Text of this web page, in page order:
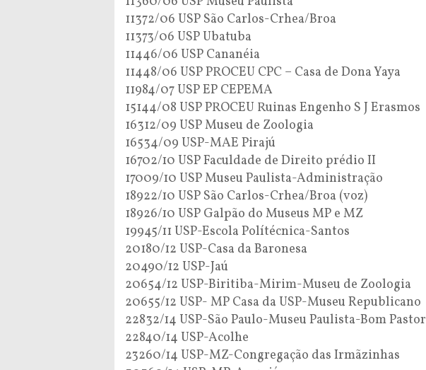
11372/06 USP São Carlos-Crhea/Broa
11373/06 USP Ubatuba
11446/06 USP Cananéia
11448/06 USP PROCEU CPC – Casa de Dona Yaya
11984/07 USP EP CEPEMA
15144/08 USP PROCEU Ruinas Engenho S J Erasmos
16312/09 USP Museu de Zoologia
16534/09 USP-MAE Pirajú
16702/10 USP Faculdade de Direito prédio II
17009/10 USP Museu Paulista-Administração
18922/10 USP São Carlos-Crhea/Broa (voz)
18926/10 USP Galpão do Museus MP e MZ
19945/11 USP-Escola Polítécnica-Santos
20180/12 USP-Casa da Baronesa
20490/12 USP-Jaú
20654/12 USP-Biritiba-Mirim-Museu de Zoologia
20655/12 USP- MP Casa da USP-Museu Republicano
22832/14 USP-São Paulo-Museu Paulista-Bom Pastor
22840/14 USP-Acolhe
23260/14 USP-MZ-Congregação das Irmãzinhas